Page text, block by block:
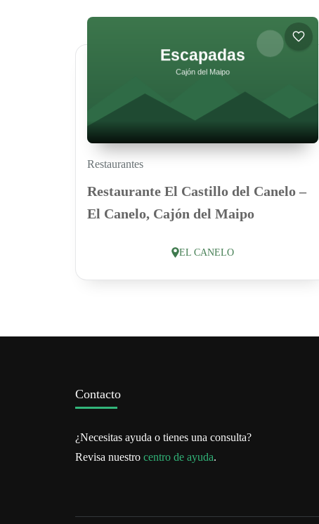
Restaurantes
Restaurante El Castillo del Canelo –
El Canelo, Cajón del Maipo
EL CANELO
Contacto
¿Necesitas ayuda o tienes una consulta?
Revisa nuestro centro de ayuda.